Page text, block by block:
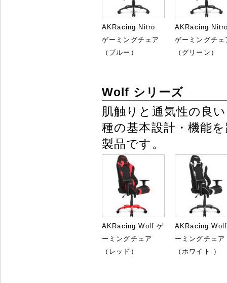
AKRacing Nitro
ゲーミングチェア
（ブルー）
AKRacing
ゲーミングチェ
（グリーン）
Wolf シリーズ
肌触りと通気性の良
種の基本設計・機能
製品です。
AKRacing Wolf ゲ
ーミングチェア
（レッド）
AKRacing
ーミングチェア
（ホワイト ）